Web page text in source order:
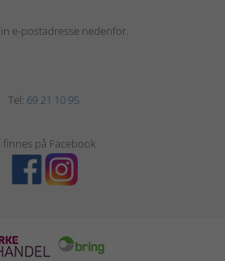
e-postadresse nedenfor.
Tel: 69 21 10 95
finnes på Facebook